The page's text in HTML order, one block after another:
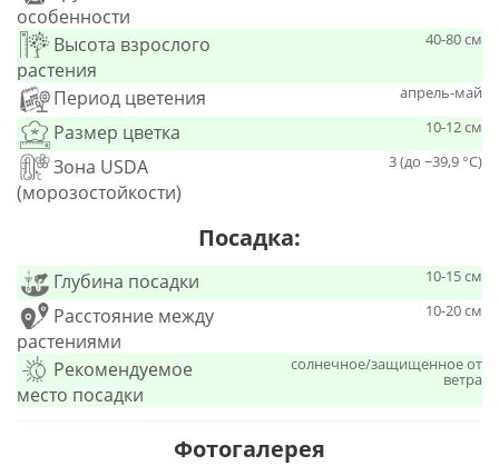
особенности
Высота взрослого
растения
40-80 см
Период цветения апрель-май
Размер цветка 10-12 см
Зона USDA
(морозостойкости)
3 (до −39,9 °C)
Посадка:
Глубина посадки 10-15 см
Расстояние между
растениями
10-20 см
Рекомендуемое
место посадки
солнечное/защищенное от
ветра
Фотогалерея